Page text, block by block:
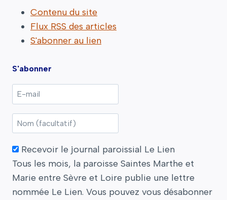
Contenu du site
Flux RSS des articles
S'abonner au lien
S'abonner
Recevoir le journal paroissial Le Lien
Tous les mois, la paroisse Saintes Marthe et
Marie entre Sèvre et Loire publie une lettre
nommée Le Lien. Vous pouvez vous désabonner